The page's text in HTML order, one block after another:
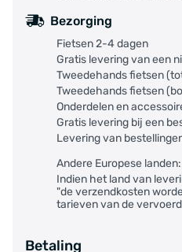
Bezorging
Fietsen 2-4 dagen
Gratis levering van een
Tweedehands fietsen
Tweedehands fietsen
Onderdelen en
Gratis levering bij een
Levering van
Andere Europese landen:
Indien het land van
"de verzendkosten
tarieven van de
Betaling